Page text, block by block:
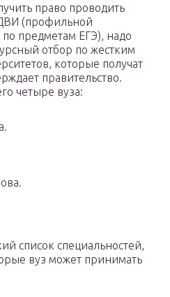
право проводить
(профильной
по предметам ЕГЭ), надо
отбор по жестким
которые получат
правительство.
четыре вуза:
список специальностей,
вуз может принимать